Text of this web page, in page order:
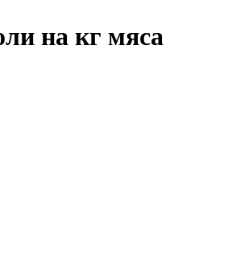
на кг мяса